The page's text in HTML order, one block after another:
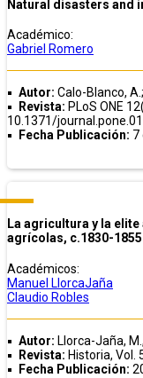
Natural disasters and
Académico:
Gabriel Romero
Autor: Calo-Blanco,
Revista: PLoS ONE
10.1371/
Fecha Publicación: 7
La agricultura y la
agrícolas, c.1830-1855
Académicos:
Manuel LlorcaJaña
Claudio Robles
Autor: Llorca-Jaña,
Revista: Historia, Vol.
Fecha Publicación: